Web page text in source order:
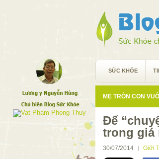
SỨC KHỎE
MẸ TRÒN CON
Để
trong giá
30/07/2014 Giới